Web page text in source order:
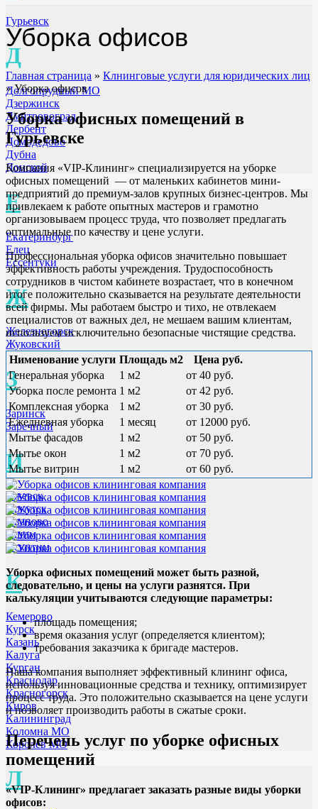
Гурьевск
Д
Долгопрудный МО
Дзержинск
Дмитровоград
Дербент
Домодедово
Дубна
Донской
Е
Екатеринбург
Елец
Ессентуки
Ж
Железногорск
Жуковский
З
Заринск
Заречный
И
Ижевск
Иркутск
Иваново
Ишим
Искитим
К
Кемерово
Курск
Казань
Калуга
Курган
Краснодар
Красногорск
Киров
Калининград
Коломна МО
Королев МО
Л
Уборка офисов
Главная страница » Клнинговые услуги для юридических лиц
»Уборка офисов
Уборка офисных помещений в
Гурьевске
Компания «VIP-Клининг» специализируется на уборке
офисных помещений — от маленьких кабинетов мини-
предприятий до премиум-залов крупных бизнес-центров. Мы
привлекаем к работе опытных мастеров и грамотно
организовываем процесс труда, что позволяет предлагать
оптимальные по качеству и цене услуги.
Профессиональная уборка офисов значительно повышает
эффективность работы учреждения. Трудоспособность
сотрудников в чистом кабинете возрастает, что в конечном
итоге положительно сказывается на результате деятельности
всей фирмы. Мы работаем быстро и тихо, не отвлекаем
специалистов от важных дел, не мешаем вашим клиентам,
используем исключительно безопасные чистящие средства.
Нименование услуги Площадь м2
Цена руб.
Генеральная уборка
1 м2
от 40 руб.
Уборка после ремонта 1 м2
от 42 руб.
Комплексная уборка
1 м2
от 30 руб.
Ежедневная уборка
1 месяц
от 12000 руб.
Мытье фасадов
1 м2
от 50 руб.
Мытье окон
1 м2
от 70 руб.
Мытье витрин
1 м2 от 60 руб.
Уборка офисных помещений может быть разной,
следовательно, и цены на услуги разнятся. При
калькуляции учитываются следующие параметры:
площадь помещения;
время оказания услуг (определяется клиентом);
требования заказчика к бригаде мастеров.
Наша компания выполняет эффективный клининг офиса,
используя инновационные средства и технику, оптимизирует
процесс труда. Это положительно сказывается на цене услуги
и позволяет производить работы в сжатые сроки.
Перечень услуг по уборке офисных
помещений
«VIP-Клининг» предлагает заказать разные виды уборки
офисов: